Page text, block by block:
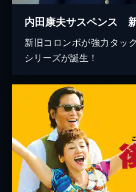
内田康夫サスペンス
新旧コロンボが強力タッ
シリーズが誕生！